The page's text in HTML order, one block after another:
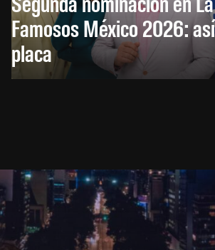
Famosos México 2026:
placa